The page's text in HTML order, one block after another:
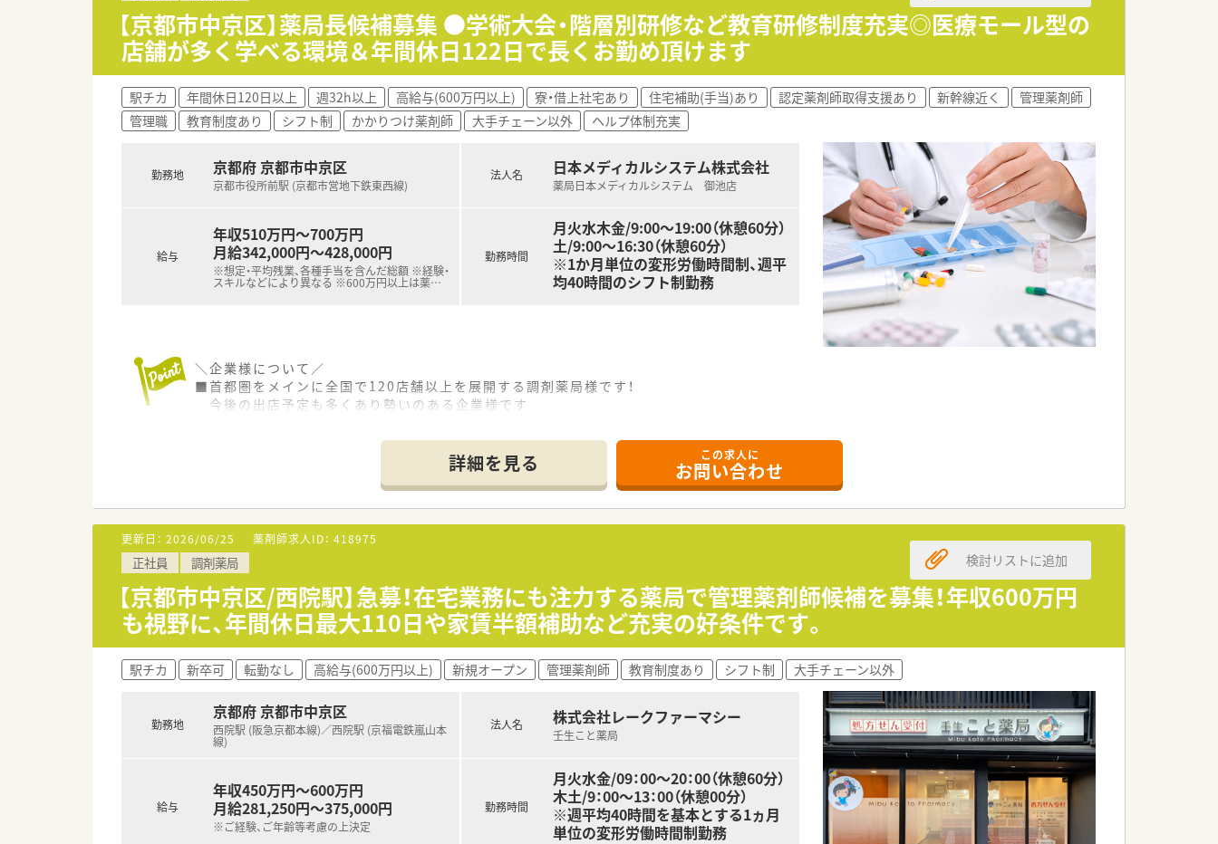
＼教育・研修制度について／
■教育研修制度にも力をいれてらっしゃり、全薬剤師様が出席される学術大会や階層別研修、キャリア薬剤師研修、認定資格取得制度、
各種eラーニング補助などがございます！
■病院・ＭＲ・CROご出身の方も歓迎しております！ご本人様の頑張りなどにもよりますが未経験から数年で薬局長様になられた実績も
ございます♪
未経験・ブランクのある方を受け入れられる体制が整っています
■単身のお住まいの方には借上社宅・住宅手当がございます！
また全国転勤可能な方は会社負担で5万円の補助があり、エリア限定で働きたい方も33歳11ヶ月まで家賃2万円の手当がございます♪
■選択型確定拠出年金制度・財形貯蓄制度・リゾートマンション・保養所など、長く就業頂けるよう制度が充実しています
【京都市中京区】薬局長候補募集 ●学術大会・階層別研修など教育研修制度充実◎医療モール型の
店舗が多く学べる環境＆年間休日122日で長くお勤め頂けます
駅チカ 年間休日120日以上 週32h以上 高給与(600万円以上) 寮・借上社宅あり 住宅補助(手当)あり 認定薬剤師取得支援あり 新幹線近く
管理薬剤師
管理職
教育制度あり シフト制 かかりつけ薬剤師 大手チェーン以外 ヘルプ体制充実
勤務地 京都府 京都市中京区
京都市役所前駅 (京都市営地下鉄東西線)
給与
年収510万円～700万円
月給342,000円～428,000円
※想定・平均残業、各種手当を含んだ総額 ※経験・
スキルなどにより異なる ※600万円以上は薬…
法人名 日本メディカルシステム株式会社
薬局日本メディカルシステム 御池店
勤務時間
月火水木金/9:00～19:00（休憩60分）
土/9:00～16:30（休憩60分）
※1か月単位の変形労働時間制、週平
均40時間のシフト制勤務
＼企業様について／
■首都圏をメインに全国で120店舗以上を展開する調剤薬局様です！
今後の出店予定も多くあり勢いのある企業様です
その中でも無借金経営を続けられているため安心してお勤め頂ける企業様です
教育研修制度にも力をいれてらっしゃり、全薬剤師様が出席される学術大会や階層別研修、キャリア薬剤師研修、認定資格取得制度、各
種eラーニング補助などがございます！
中途入社の方にも研修がありますので、未経験・ブランクのある方にも安心です
＼福利厚生について／
■単身のお住まいの方には借上社宅・住宅手当がございます！
また全国転勤可能な方は会社負担で5万円の補助があり、エリア限定で働きたい方も33歳11ヶ月まで家賃2万円の手当がございます♪
■年間休日は122日！
長期休暇取得や有給休暇取得推進制度などがあり長くお勤め頂ける環境が整えられています
■そのほか選択型確定拠出年金制度・財形貯蓄制度・リゾートマンション・保養所など、長く就業頂けるよう制度が充実しています
詳細を見る この求人に
お問い合わせ
更新日： 2026/06/25 薬剤師求人ID： 418975
正社員 調剤薬局
【京都市中京区/西院駅】急募！在宅業務にも注力する薬局で管理薬剤師候補を募集！年収600万円
も視野に、年間休日最大110日や家賃半額補助など充実の好条件です。
検討リストに追加
駅チカ 新卒可 転勤なし 高給与(600万円以上) 新規オープン 管理薬剤師 教育制度あり シフト制 大手チェーン以外
勤務地
京都府 京都市中京区
西院駅 (阪急京都本線)／西院駅 (京福電鉄嵐山本
線)
給与
年収450万円～600万円
月給281,250円～375,000円
※ご経験、ご年齢等考慮の上決定
法人名 株式会社レークファーマシー
壬生こと薬局
勤務時間
月火水金/09：00～20：00（休憩60分）
木土/9：00～13：00（休憩00分）
※週平均40時間を基本とする1ヵ月
単位の変形労働時間制勤務